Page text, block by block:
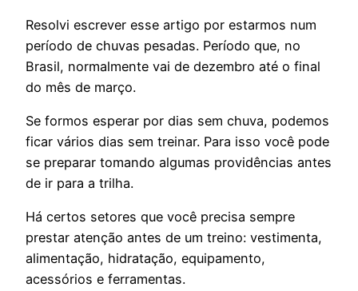
Resolvi escrever esse artigo por estarmos num
período de chuvas pesadas. Período que, no
Brasil, normalmente vai de dezembro até o final
do mês de março.
Se formos esperar por dias sem chuva, podemos
ficar vários dias sem treinar. Para isso você pode
se preparar tomando algumas providências antes
de ir para a trilha.
Há certos setores que você precisa sempre
prestar atenção antes de um treino: vestimenta,
alimentação, hidratação, equipamento,
acessórios e ferramentas.